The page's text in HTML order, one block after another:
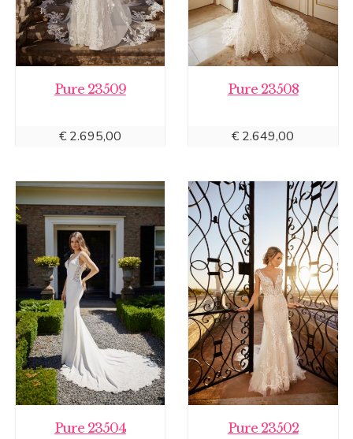
Pure 23509
€2.695,00
Pure 23508
€2.649,00
Pure 23504 Pure 23502